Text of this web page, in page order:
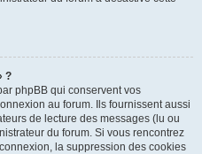
?
phpBB qui conservent vos
au forum. Ils fournissent aussi
de lecture des messages (lu ou
du forum. Si vous rencontrez
la suppression des cookies